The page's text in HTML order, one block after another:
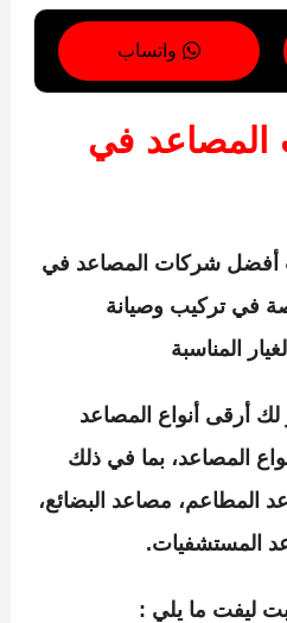
واتساب
في
أفضل شركات المصاعد في
في تركيب وصيانة
المناسبة
لك أرقى أنواع المصاعد
المصاعد، بما في ذلك
المطاعم، مصاعد البضائع،
المستشفيات.
ليفت ما يلي :